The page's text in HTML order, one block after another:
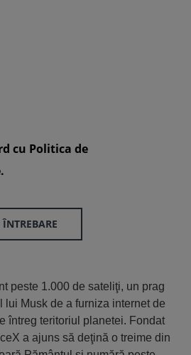
cu Politica de
peste 1.000 de sateliţi, un prag
lui Musk de a furniza internet de
întreg teritoriul planetei. Fondat
a ajuns să deţină o treime din